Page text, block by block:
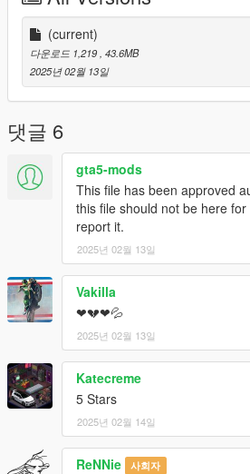
(current)
다운로드 1,219 , 43.6MB
2025년 02월 13일
댓글 6
gta5-mods
This file has been approved
this file should not be here
report it.
2025년 02월 13일
Vakilla
❤💔❤💦
2025년 02월 13일
Katecreme
5 Stars
2025년 02월 14일
ReNNie 사회자